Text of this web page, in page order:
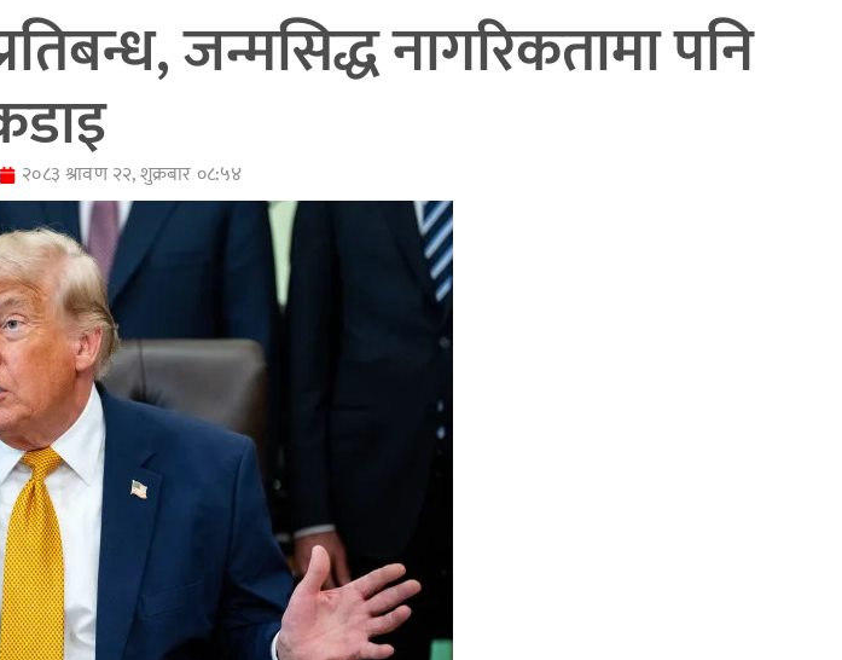
जन्मसिद्ध नागरिकतामा पनि
२०८३ श्रावण २२, शुक्रबार ०८:५४